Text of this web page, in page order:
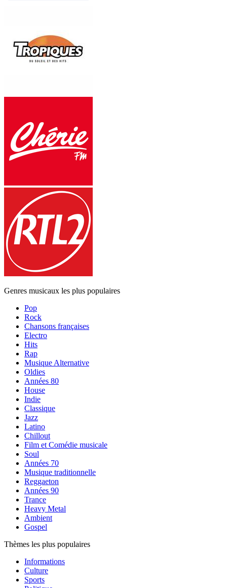
Genres musicaux les plus populaires
Pop
Rock
Chansons françaises
Electro
Hits
Rap
Musique Alternative
Oldies
Années 80
House
Indie
Classique
Jazz
Latino
Chillout
Film et Comédie musicale
Soul
Années 70
Musique traditionnelle
Reggaeton
Années 90
Trance
Heavy Metal
Ambient
Gospel
Thèmes les plus populaires
Informations
Culture
Sports